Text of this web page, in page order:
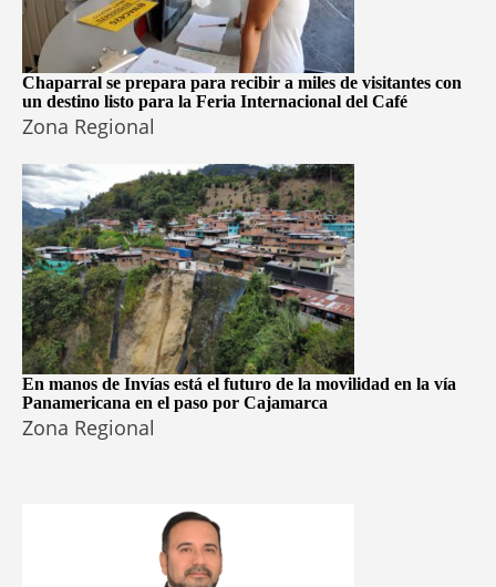
Chaparral se prepara para recibir a miles de visitantes con
un destino listo para la Feria Internacional del Café
Zona Regional
En manos de Invías está el futuro de la movilidad en la vía
Panamericana en el paso por Cajamarca
Zona Regional